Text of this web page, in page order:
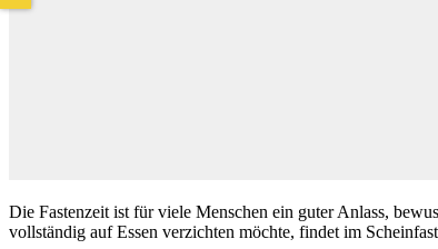
Die Fastenzeit ist für viele Menschen ein guter Anlass,
vollständig auf Essen verzichten möchte, findet im